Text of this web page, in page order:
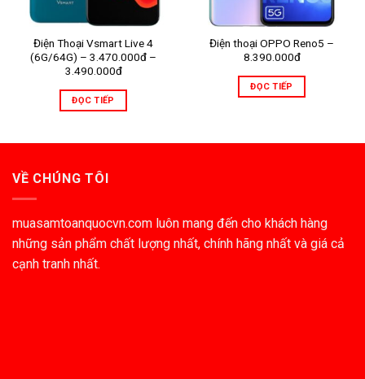
Điện Thoại Vsmart Live 4
(6G/64G) – 3.470.000đ –
3.490.000đ
ĐỌC TIẾP
Điện thoại OPPO Reno5 –
8.390.000đ
ĐỌC TIẾP
VỀ CHÚNG TÔI
muasamtoanquocvn.com luôn mang đến cho khách hàng
những sản phẩm chất lượng nhất, chính hãng nhất và giá cả
cạnh tranh nhất.